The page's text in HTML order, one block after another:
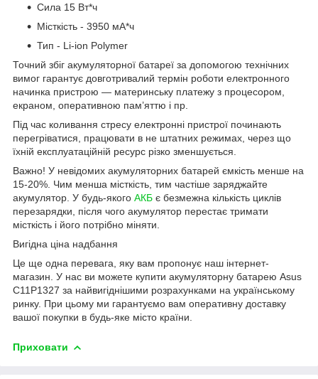
Сила 15 Вт*ч
Місткість - 3950 мА*ч
Тип - Li-ion Polymer
Точний збіг акумуляторної батареї за допомогою технічних
вимог гарантує довготривалий термін роботи електронного
начинка пристрою — материнську платежу з процесором,
екраном, оперативною пам’яттю і пр.
Під час коливання стресу електронні пристрої починають
перегріватися, працювати в не штатних режимах, через що
їхній експлуатаційній ресурс різко зменшується.
Важно! У невідомих акумуляторних батарей ємкість менше на
15-20%. Чим менша місткість, тим частіше заряджайте
акумулятор. У будь-якого АКБ є безмежна кількість циклів
перезарядки, після чого акумулятор перестає тримати
місткість і його потрібно міняти.
Вигідна ціна надбання
Це ще одна перевага, яку вам пропонує наш інтернет-
магазин. У нас ви можете купити акумуляторну батарею Asus
C11P1327 за найвигіднішими розрахунками на українському
ринку. При цьому ми гарантуємо вам оперативну доставку
вашої покупки в будь-яке місто країни.
Приховати